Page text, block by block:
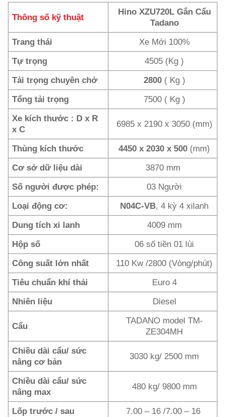
Thông số kỹ thuật
Hino XZU720L Gắn Cẩu
Tadano
Trang thái
Xe Mới 100%
Tự trọng
4505 (Kg )
Tải trọng chuyên chở
2800 ( Kg )
Tổng tải trọng
7500 ( Kg )
Xe kích thước : D x R
x C
6985 x 2190 x 3050 (mm)
Thùng kích thước 4450 x 2030 x 500 (mm)
Cơ sở dữ liệu dài
3870 mm
Số người được phép:
03 Người
Loại động cơ:
N04C-VB, 4 kỳ 4 xilanh
Dung tích xi lanh
4009 mm
Hộp số
06 số tiền 01 lùi
Công suất lớn nhất
110 Kw /2800 (Vòng/phút)
Tiêu chuẩn khí thải
Euro 4
Nhiên liệu
Diesel
Cẩu
TADANO model TM-
ZE304MH
Chiều dài cẩu/ sức
nâng cơ bản
3030 kg/ 2500 mm
Chiều dài cẩu/ sức
nâng max
480 kg/ 9800 mm
Lốp trước / sau
7.00 – 16 /7.00 – 16